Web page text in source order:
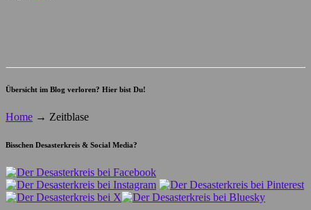
Übersicht im Blog verloren? Hier bist Du!
Home → Zeitblase
Bisschen Desasterkreis & Social Media?